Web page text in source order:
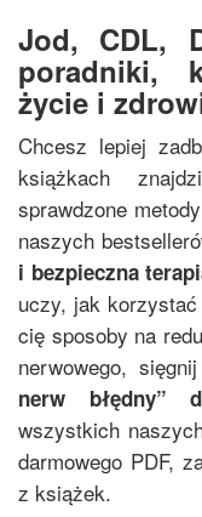
Jod, CDL,
poradniki,
życie i
Chcesz lepiej
książkach
sprawdzone
naszych
i bezpieczna
uczy, jak
cię sposoby na
nerwowego,
nerw błędny”
wszystkich
darmowego PDF,
z książek.